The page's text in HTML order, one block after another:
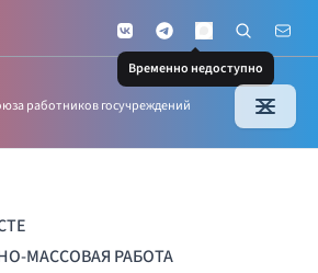
VKontakteTelegramMAX
Временно недоступно
Поиск по
Почта
работников госучреждений
МАССОВАЯ РАБОТА